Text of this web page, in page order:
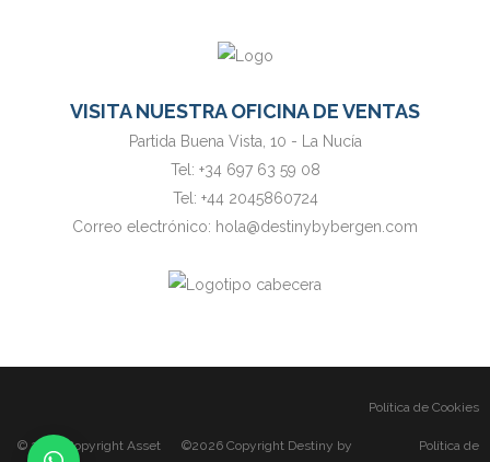
VISITA NUESTRA OFICINA DE VENTAS
Partida Buena Vista, 10 - La Nucía
Tel: +34 697 63 59 08
Tel: +44 2045860724
Correo electrónico: hola@destinybybergen.com
© 2026 Copyright Asset ©2026 Copyright Destiny by
Política de Cookies
Política de